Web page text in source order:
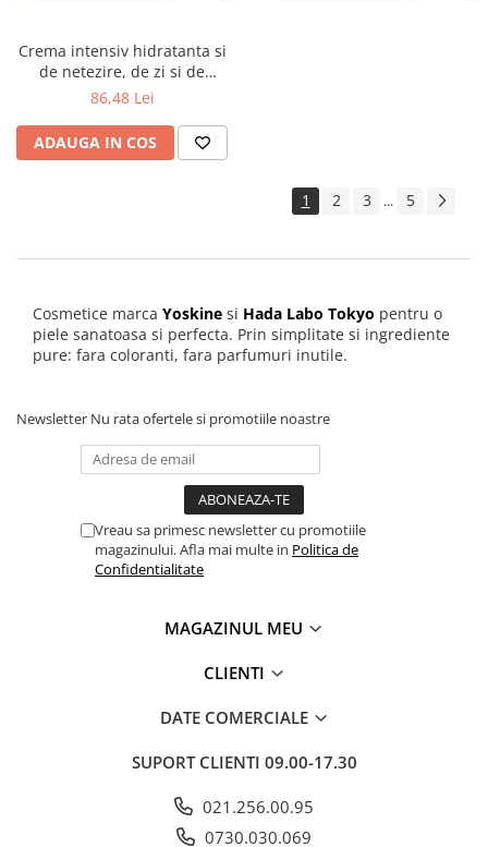
Crema intensiv hidratanta si
de netezire, de zi si de
noapte, cu super hyaluronic
86,48 Lei
ADAUGA IN COS
1 2 3 ... 5
Cosmetice marca Yoskine si Hada Labo Tokyo pentru o
piele sanatoasa si perfecta. Prin simplitate si ingrediente
pure: fara coloranti, fara parfumuri inutile.
Newsletter Nu rata ofertele si promotiile noastre
Vreau sa primesc newsletter cu promotiile
magazinului. Afla mai multe in Politica de
Confidentialitate
MAGAZINUL MEU
CLIENTI
DATE COMERCIALE
SUPORT CLIENTI 09.00-17.30
021.256.00.95
0730.030.069